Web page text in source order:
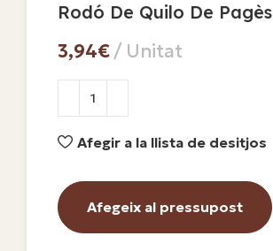
Rodó De Quilo De Pagès
€
Afegir a la llista de desitjos
Afegeix al pressupost